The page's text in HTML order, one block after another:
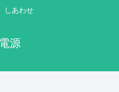
しあわせ
源